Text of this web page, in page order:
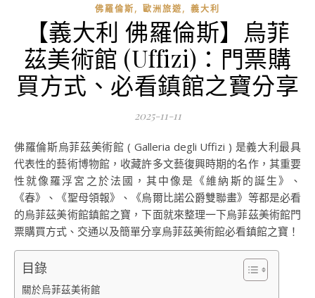
佛羅倫斯, 歐洲旅遊, 義大利
【義大利 佛羅倫斯】烏菲
茲美術館 (Uffizi)：門票購
買方式、必看鎮館之寶分享
2025-11-11
佛羅倫斯烏菲茲美術館 ( Galleria degli Uffizi ) 是義大利最具
代表性的藝術博物館，收藏許多文藝復興時期的名作，其重要
性就像羅浮宮之於法國，其中像是《維納斯的誕生》、
《春》、《聖母領報》、《烏爾比諾公爵雙聯畫》等都是必看
的烏菲茲美術館鎮館之寶，下面就來整理一下烏菲茲美術館門
票購買方式、交通以及簡單分享烏菲茲美術館必看鎮館之寶！
目錄
關於烏菲茲美術館